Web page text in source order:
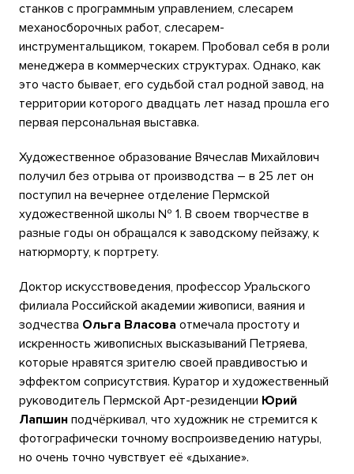
станков с программным управлением, слесарем
механосборочных работ, слесарем-
инструментальщиком, токарем. Пробовал себя в роли
менеджера в коммерческих структурах. Однако, как
это часто бывает, его судьбой стал родной завод, на
территории которого двадцать лет назад прошла его
первая персональная выставка.
Художественное образование Вячеслав Михайлович
получил без отрыва от производства – в 25 лет он
поступил на вечернее отделение Пермской
художественной школы № 1. В своем творчестве в
разные годы он обращался к заводскому пейзажу, к
натюрморту, к портрету.
Доктор искусствоведения, профессор Уральского
филиала Российской академии живописи, ваяния и
зодчества Ольга Власова отмечала простоту и
искренность живописных высказываний Петряева,
которые нравятся зрителю своей правдивостью и
эффектом соприсутствия. Куратор и художественный
руководитель Пермской Арт-резиденции Юрий
Лапшин подчёркивал, что художник не стремится к
фотографически точному воспроизведению натуры,
но очень точно чувствует её «дыхание».